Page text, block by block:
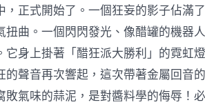
正式開始了。一個狂妄的影子佔滿
曲。一個閃閃發光、像醋罐的機器
身上掛著「醋狂派大勝利」的霓虹
聲音再次響起，這次帶著金屬回音
氣味的蒜泥，是對醬料學的侮辱！